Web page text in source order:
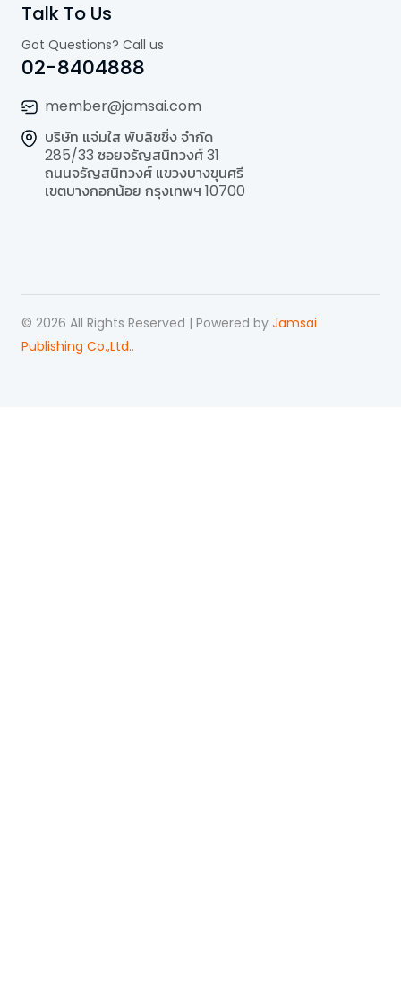
Talk To Us
Got Questions? Call us
02-8404888
member@jamsai.com
บริษัท แจ่มใส พับลิชชิ่ง จำกัด
285/33 ซอยจรัญสนิทวงศ์ 31
ถนนจรัญสนิทวงศ์ แขวงบางขุนศรี
เขตบางกอกน้อย กรุงเทพฯ 10700
© 2026 All Rights Reserved | Powered by Jamsai
Publishing Co.,Ltd..